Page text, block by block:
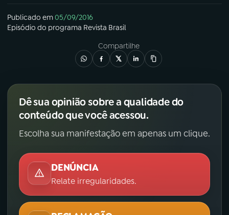
Publicado em05/09/2016
Episódio do programa Revista Brasil
Compartilhe
Dê sua opinião sobre a qualidade do
conteúdo que você acessou.
Escolha sua manifestação em apenas um clique.
DENÚNCIA
Relate irregularidades.